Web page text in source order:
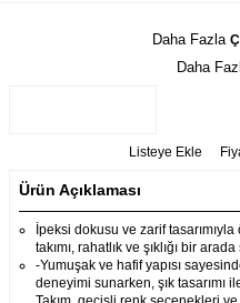
Daha Fazla
Daha
Listeye Ekle
Ürün Açıklaması
İpeksi dokusu ve zarif
takımı, rahatlık ve şıklığı bir
-Yumuşak ve hafif yapısı
deneyimi sunarken, şık tasarımı